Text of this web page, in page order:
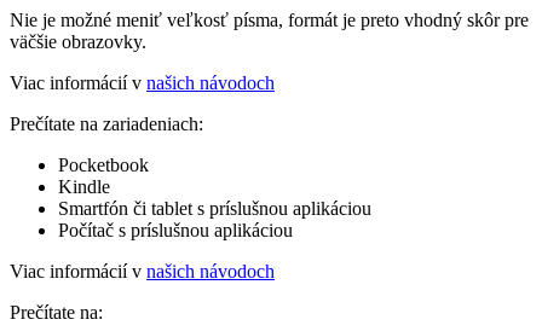
Nie je možné meniť veľkosť písma, formát je preto vhodný skôr pre
väčšie obrazovky.
Viac informácií v našich návodoch
Prečítate na zariadeniach:
Pocketbook
Kindle
Smartfón či tablet s príslušnou aplikáciou
Počítač s príslušnou aplikáciou
Viac informácií v našich návodoch
Prečítate na: